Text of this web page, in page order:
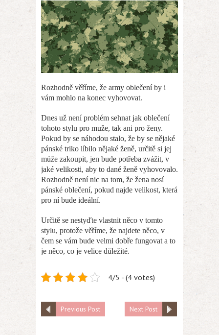
Rozhodně věříme, že army oblečení by i
vám mohlo na konec vyhovovat.
Dnes už není problém sehnat jak oblečení
tohoto stylu pro muže, tak ani pro ženy.
Pokud by se náhodou stalo, že by se nějaké
pánské triko líbilo nějaké ženě, určitě si jej
může zakoupit, jen bude potřeba zvážit, v
jaké velikosti, aby to dané ženě vyhovovalo.
Rozhodně není nic na tom, že žena nosí
pánské oblečení, pokud najde velikost, která
pro ní bude ideální.
Určitě se nestyďte vlastnit něco v tomto
stylu, protože věříme, že najdete něco, v
čem se vám bude velmi dobře fungovat a to
je něco, co je velice důležité.
4/5 - (4 votes)
Previous Post Next Post